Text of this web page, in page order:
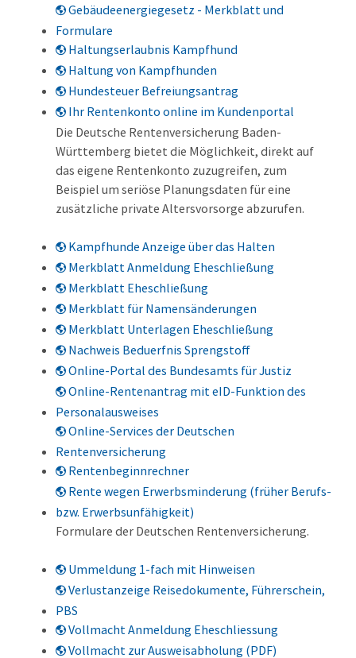
Gebäudeenergiegesetz - Merkblatt und
Formulare
Haltungserlaubnis Kampfhund
Haltung von Kampfhunden
Hundesteuer Befreiungsantrag
Ihr Rentenkonto online im Kundenportal
Die Deutsche Rentenversicherung Baden-
Württemberg bietet die Möglichkeit, direkt auf
das eigene Rentenkonto zuzugreifen, zum
Beispiel um seriöse Planungsdaten für eine
zusätzliche private Altersvorsorge abzurufen.
Kampfhunde Anzeige über das Halten
Merkblatt Anmeldung Eheschließung
Merkblatt Eheschließung
Merkblatt für Namensänderungen
Merkblatt Unterlagen Eheschließung
Nachweis Beduerfnis Sprengstoff
Online-Portal des Bundesamts für Justiz
Online-Rentenantrag mit eID-Funktion des
Personalausweises
Online-Services der Deutschen
Rentenversicherung
Rentenbeginnrechner
Rente wegen Erwerbsminderung (früher Berufs-
bzw. Erwerbsunfähigkeit)
Formulare der Deutschen Rentenversicherung.
Ummeldung 1-fach mit Hinweisen
Verlustanzeige Reisedokumente, Führerschein,
PBS
Vollmacht Anmeldung Eheschliessung
Vollmacht zur Ausweisabholung (PDF)